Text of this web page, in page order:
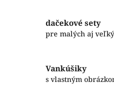
dačekové sety
pre malých aj
Vankúšiky
s vlastným